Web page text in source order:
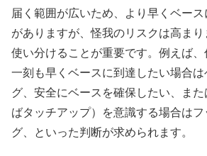
届く範囲が広いため、より早くベー
がありますが、怪我のリスクは高ま
使い分けることが重要です。例えば
一刻も早くベースに到達したい場合
グ、安全にベースを確保したい、また
ばタッチアップ）を意識する場合は
グ、といった判断が求められます。